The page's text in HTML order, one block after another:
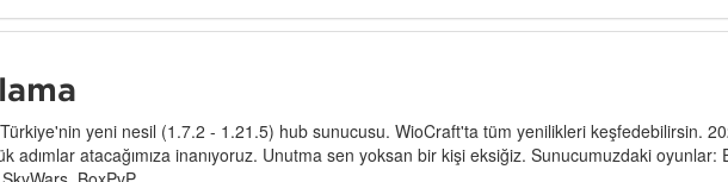
yeni nesil (1.7.2 - 1.21.5) hub sunucusu. WioCraft'ta tüm yenilikleri keşfedebilirsin.
adımlar atacağımıza inanıyoruz. Unutma sen yoksan bir kişi eksiğiz. Sunucumuzdaki